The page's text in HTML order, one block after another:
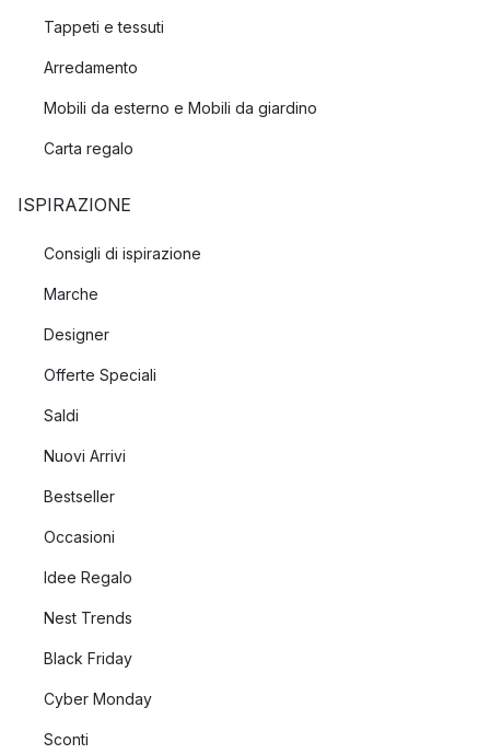
Tappeti e tessuti
Arredamento
Mobili da esterno e Mobili da giardino
Carta regalo
ISPIRAZIONE
Consigli di ispirazione
Marche
Designer
Offerte Speciali
Saldi
Nuovi Arrivi
Bestseller
Occasioni
Idee Regalo
Nest Trends
Black Friday
Cyber Monday
Sconti